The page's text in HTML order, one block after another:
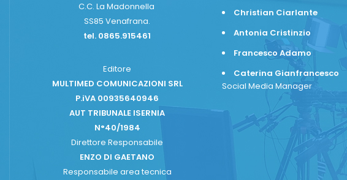
C.C. La Madonnella
SS85 Venafrana.
tel. 0865.915461
Editore
MULTIMED COMUNICAZIONI SRL
P.iVA 00935640946
AUT TRIBUNALE ISERNIA
N°40/1984
Direttore Responsabile
ENZO DI GAETANO
Responsabile area tecnica
Christian Ciarlante
Antonia Cristinzio
Francesco Adamo
Caterina Gianfrancesco
Social Media Manager